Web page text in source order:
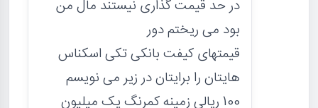
در حد قیمت گذاری نیستند مال من
بود می ریختم دور
قیمتهای کیفت بانکی تکی اسکناس
هایتان را برایتان در زیر می نویسم
100 ریالی زمینه کمرنگ یک میلیون